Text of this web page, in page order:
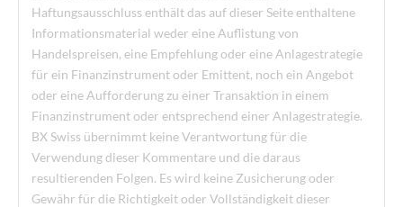
Haftungsausschluss enthält das auf dieser Seite enthaltene
Informationsmaterial weder eine Auflistung von
Handelspreisen, eine Empfehlung oder eine Anlagestrategie
für ein Finanzinstrument oder Emittent, noch ein Angebot
oder eine Aufforderung zu einer Transaktion in einem
Finanzinstrument oder entsprechend einer Anlagestrategie.
BX Swiss übernimmt keine Verantwortung für die
Verwendung dieser Kommentare und die daraus
resultierenden Folgen. Es wird keine Zusicherung oder
Gewähr für die Richtigkeit oder Vollständigkeit dieser